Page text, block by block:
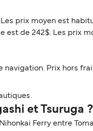
prix moyen est
est de 242$. Les prix
navigation. Prix hors
et Tsuruga ?
Ferry entre